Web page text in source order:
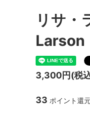
リサ
Larson
3,300円(税
33 ポイント還